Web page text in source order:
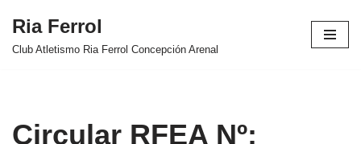
Saltar
Ria Ferrol
Club Atletismo Ria Ferrol Concepción Arenal
Circular RFEA Nº: